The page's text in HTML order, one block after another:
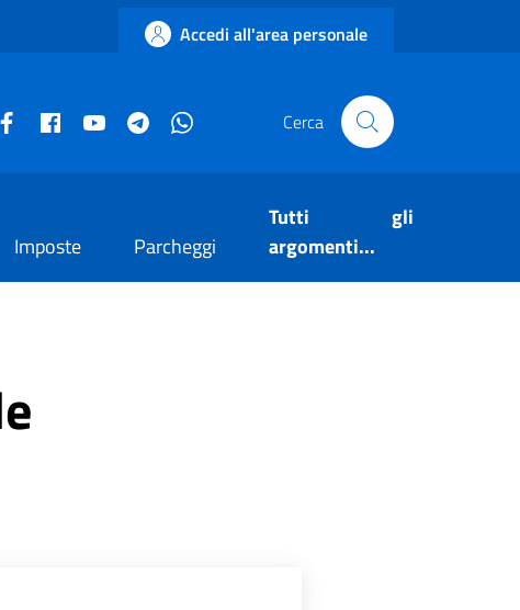
Accedi all'area personale
Facebook istituzionale
Facebook museo civico
YouTube Telegram Cerca
Imposte Parcheggi
Tutti gli
argomenti...